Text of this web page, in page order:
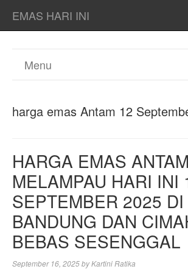
EMAS HARI INI
Menu
harga emas Antam 12
HARGA EMAS ANTAM
MELAMPAU HARI INI
SEPTEMBER 2025 DI
BANDUNG DAN
BEBAS SESENGGAL
September 16, 2025byKartini Ratika